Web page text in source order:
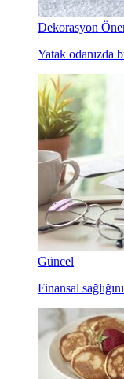
Dekorasyon
Yatak odanızda
Güncel
Finansal